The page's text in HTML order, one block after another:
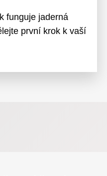
funguje jaderná
první krok k vaší